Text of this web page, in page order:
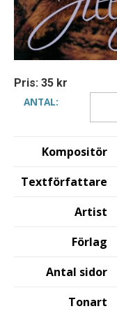
Pris: 35 kr
ANTAL:
Kompositör
Textförfattare
Artist
Förlag
Antal sidor
Tonart